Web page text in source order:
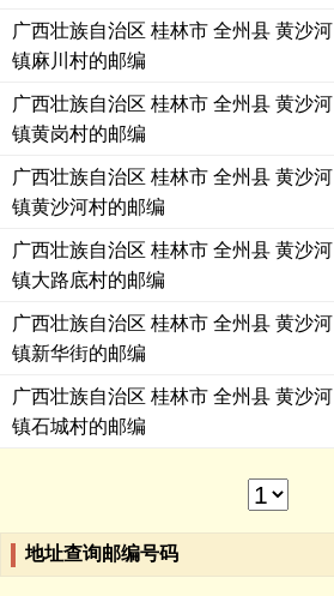
广西壮族自治区 桂林市 全州县 黄沙河
镇麻川村的邮编
广西壮族自治区 桂林市 全州县 黄沙河
镇黄岗村的邮编
广西壮族自治区 桂林市 全州县 黄沙河
镇黄沙河村的邮编
广西壮族自治区 桂林市 全州县 黄沙河
镇大路底村的邮编
广西壮族自治区 桂林市 全州县 黄沙河
镇新华街的邮编
广西壮族自治区 桂林市 全州县 黄沙河
镇石城村的邮编
地址查询邮编号码